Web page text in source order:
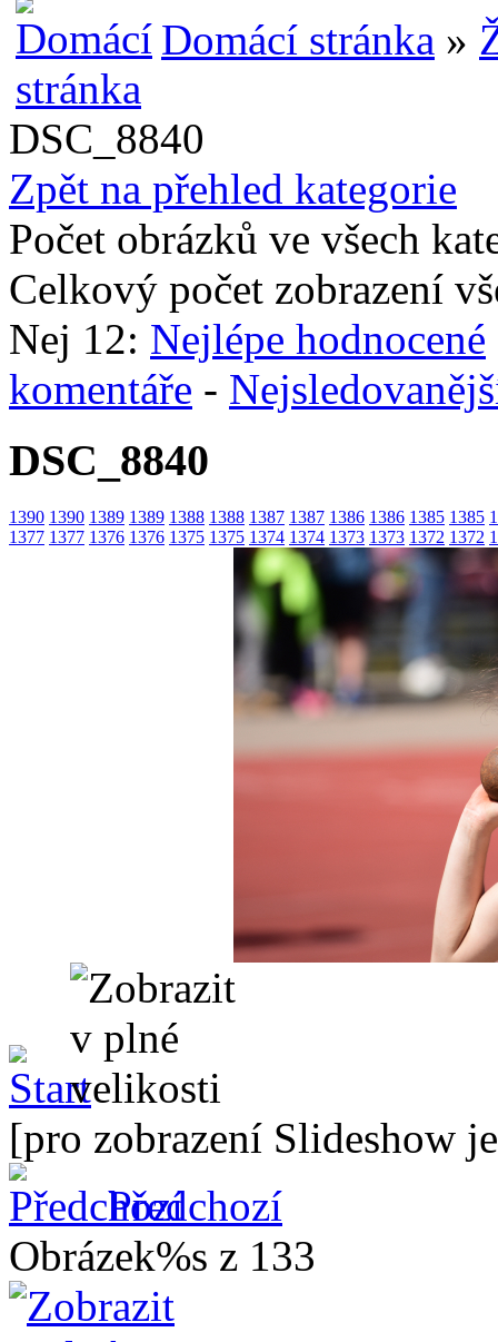
Domácí stránka »
DSC_8840
Zpět na přehled kategorie
Počet obrázků ve všech
Celkový počet zobrazení
Nej 12: Nejlépe hodnocené
komentáře -
DSC_8840
1390 1390 1389 1389 1388 1388 1387 1387 1386 1386 1385 1385
1377 1377 1376 1376 1375 1375 1374 1374 1373 1373 1372 1372
[pro zobrazení Slideshow
Předchozí
Obrázek%s z 133